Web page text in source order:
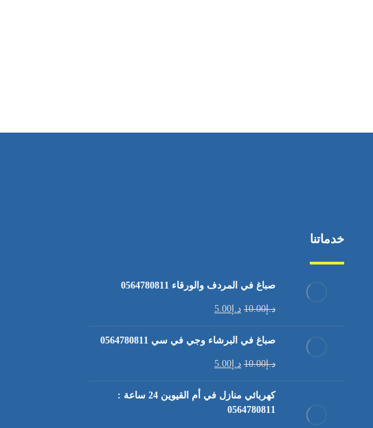
خدماتنا
صباغ في المردف والورقاء 0564780811
د.إ10.00 د.إ 5.00
صباغ في البرشاء وجي في سي 0564780811
د.إ10.00 د.إ 5.00
كهربائي منازل في أم القيوين 24 ساعة :
0564780811